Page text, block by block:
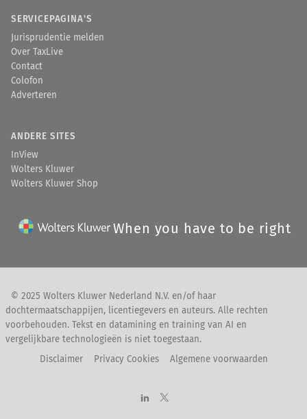
SERVICEPAGINA'S
Jurisprudentie melden
Over TaxLive
Contact
Colofon
Adverteren
ANDERE SITES
InView
Wolters Kluwer
Wolters Kluwer Shop
When you have to be right
© 2025 Wolters Kluwer Nederland N.V. en/of haar
dochtermaatschappijen, licentiegevers en auteurs. Alle rechten
voorbehouden. Tekst en datamining en training van AI en
vergelijkbare technologieën is niet toegestaan.
Disclaimer
Privacy Cookies Algemene voorwaarden